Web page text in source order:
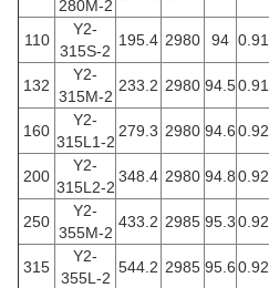
280M-2
110
Y2-
315S-2
195.4 2980 94 0.91
132
Y2-
315M-2
233.2 2980 94.50.91
160
Y2-
315L1-2
279.3 2980 94.60.92
200
Y2-
315L2-2
348.4 2980 94.80.92
250
Y2-
355M-2
433.2 2985 95.30.92
315
Y2-
355L-2
544.2 2985 95.60.92